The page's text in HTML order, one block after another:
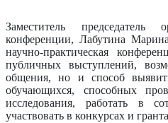
Заместитель председатель
конференции, Лабутина
научно-практическая
публичных выступлений,
общения, но и способ
обучающихся, способных
исследования, работать в
участвовать в конкурсах и